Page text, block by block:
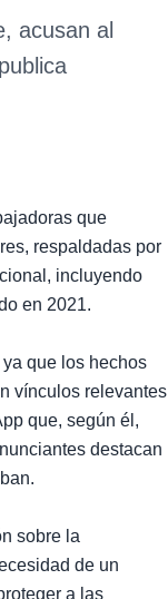
acusan al
que
respaldadas por
incluyendo
en 2021.
que los hechos
vínculos relevantes
que, según él,
destacan
sobre la
de un
a las